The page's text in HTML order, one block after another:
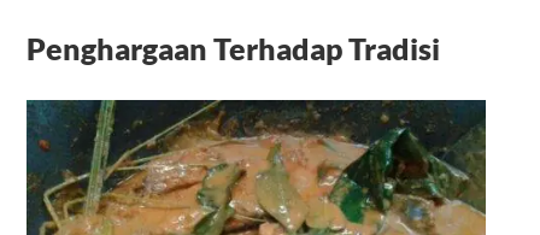
Penghargaan Terhadap Tradisi